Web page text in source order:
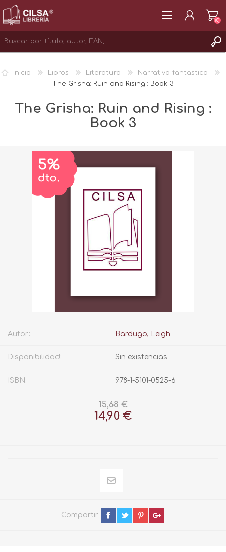
INICIAR SESIÓN
(0)
Inicio Libros Literatura
Narrativa fantastica
The Grisha: Ruin and Rising : Book 3
The Grisha: Ruin and Rising :
Book 3
Autor: Bardugo, Leigh
Disponibilidad: Sin existencias
ISBN: 978-1-5101-0525-6
15,68 €
14,90 €
Compartir